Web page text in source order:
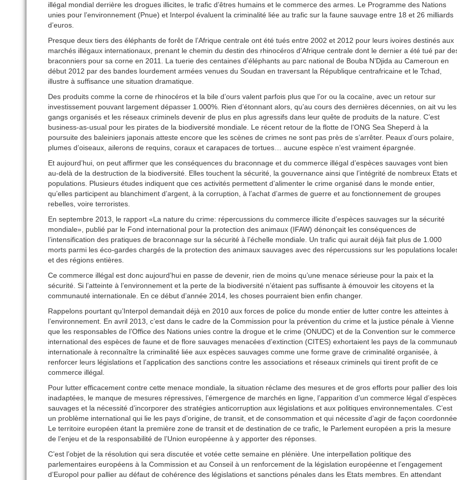
illégal mondial derrière les drogues illicites, le trafic d’êtres humains et le commerce des armes. Le Programme des Nations
unies pour l’environnement (Pnue) et Interpol évaluent la criminalité liée au trafic sur la faune sauvage entre 18 et 26 milliards
d’euros.
Presque deux tiers des éléphants de forêt de l’Afrique centrale ont été tués entre 2002 et 2012 pour leurs ivoires destinés aux
marchés illégaux internationaux, prenant le chemin du destin des rhinocéros d’Afrique centrale dont le dernier a été tué par
braconniers pour sa corne en 2011. La tuerie des centaines d’éléphants au parc national de Bouba N’Djida au Cameroun en
début 2012 par des bandes lourdement armées venues du Soudan en traversant la République centrafricaine et le Tchad,
illustre à suffisance une situation dramatique.
Des produits comme la corne de rhinocéros et la bile d’ours valent parfois plus que l’or ou la cocaïne, avec un retour sur
investissement pouvant largement dépasser 1.000%. Rien d’étonnant alors, qu’au cours des dernières décennies, on ait vu les
gangs organisés et les réseaux criminels devenir de plus en plus agressifs dans leur quête de produits de la nature. C’est
business-as-usual pour les pirates de la biodiversité mondiale. Le récent retour de la flotte de l’ONG Sea Sheperd à la
poursuite des baleiniers japonais atteste encore que les scènes de crimes ne sont pas près de s’arrêter. Peaux d’ours polaire,
plumes d’oiseaux, ailerons de requins, coraux et carapaces de tortues… aucune espèce n’est vraiment épargnée.
Et aujourd’hui, on peut affirmer que les conséquences du braconnage et du commerce illégal d’espèces sauvages vont bien
au-delà de la destruction de la biodiversité. Elles touchent la sécurité, la gouvernance ainsi que l’intégrité de nombreux Etats et
populations. Plusieurs études indiquent que ces activités permettent d’alimenter le crime organisé dans le monde entier,
qu’elles participent au blanchiment d’argent, à la corruption, à l’achat d’armes de guerre et au fonctionnement de groupes
rebelles, voire terroristes.
En septembre 2013, le rapport «La nature du crime: répercussions du commerce illicite d’espèces sauvages sur la sécurité
mondiale», publié par le Fond international pour la protection des animaux (IFAW) dénonçait les conséquences de
l’intensification des pratiques de braconnage sur la sécurité à l’échelle mondiale. Un trafic qui aurait déjà fait plus de 1.000
morts parmi les éco-gardes chargés de la protection des animaux sauvages avec des répercussions sur les populations
et des régions entières.
Ce commerce illégal est donc aujourd’hui en passe de devenir, rien de moins qu’une menace sérieuse pour la paix et la
sécurité. Si l’atteinte à l’environnement et la perte de la biodiversité n’étaient pas suffisante à émouvoir les citoyens et la
communauté internationale. En ce début d’année 2014, les choses pourraient bien enfin changer.
Rappelons pourtant qu’Interpol demandait déjà en 2010 aux forces de police du monde entier de lutter contre les atteintes à
l’environnement. En avril 2013, c’est dans le cadre de la Commission pour la prévention du crime et la justice pénale à Vienne
que les responsables de l’Office des Nations unies contre la drogue et le crime (ONUDC) et de la Convention sur le commerce
international des espèces de faune et de flore sauvages menacées d’extinction (CITES) exhortaient les pays de la
internationale à reconnaître la criminalité liée aux espèces sauvages comme une forme grave de criminalité organisée, à
renforcer leurs législations et l’application des sanctions contre les associations et réseaux criminels qui tirent profit de ce
commerce illégal.
Pour lutter efficacement contre cette menace mondiale, la situation réclame des mesures et de gros efforts pour pallier des lois
inadaptées, le manque de mesures répressives, l’émergence de marchés en ligne, l’apparition d’un commerce légal d’espèces
sauvages et la nécessité d’incorporer des stratégies anticorruption aux législations et aux politiques environnementales. C’est
un problème international qui lie les pays d’origine, de transit, et de consommation et qui nécessite d’agir de façon
Le territoire européen étant la première zone de transit et de destination de ce trafic, le Parlement européen a pris la mesure
de l’enjeu et de la responsabilité de l’Union européenne à y apporter des réponses.
C’est l’objet de la résolution qui sera discutée et votée cette semaine en plénière. Une interpellation politique des
parlementaires européens à la Commission et au Conseil à un renforcement de la législation européenne et l’engagement
d’Europol pour pallier au défaut de cohérence des législations et sanctions pénales dans les Etats membres. En attendant